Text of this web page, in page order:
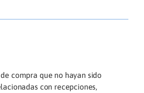
compra que no hayan sido
con recepciones,